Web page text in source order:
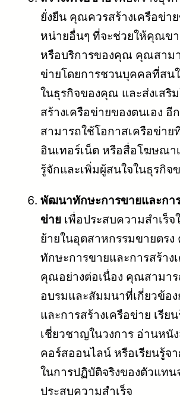
ยั่งยืน คุณควรสร้างเครือข่า
หน่ายอื่นๆ ที่จะช่วยให้คุณข
หรือบริการของคุณ คุณสามา
ข่ายโดยการชวนบุคคลที่สนใ
ในธุรกิจของคุณ และส่งเสริ
สร้างเครือข่ายของตนเอง อี
สามารถใช้โอกาสเครือข่า
อินเทอร์เน็ต หรือสื่อโฆษณา
รู้จักและเพิ่มผู้สนใจในธุรกิ
พัฒนาทักษะการขายและการ
ข่าย เพื่อประสบความสำเร็
ย้ายในอุตสาหกรรมขายตร
ทักษะการขายและการสร้าง
คุณอย่างต่อเนื่อง คุณสามาร
อบรมและสัมมนาที่เกี่ยวข้อ
และการสร้างเครือข่าย เรีย
เชี่ยวชาญในวงการ อ่านหนั
คอร์สออนไลน์ หรือเรียนรู้จ
ในการปฏิบัติจริงของตัวแท
ประสบความสำเร็จ